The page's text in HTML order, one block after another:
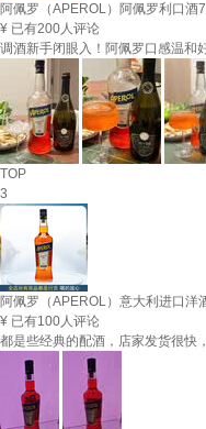
阿佩罗（APEROL）阿佩罗利口酒
¥ 已有200人评论
调酒新手闭眼入！阿佩罗口感温和
TOP
3
阿佩罗（APEROL）意大利进口洋
¥ 已有100人评论
都是些经典的配酒，店家发货很快